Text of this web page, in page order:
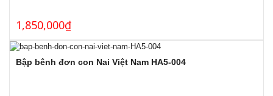
1,850,000₫
Bập bênh đơn con Nai Việt Nam HA5-004